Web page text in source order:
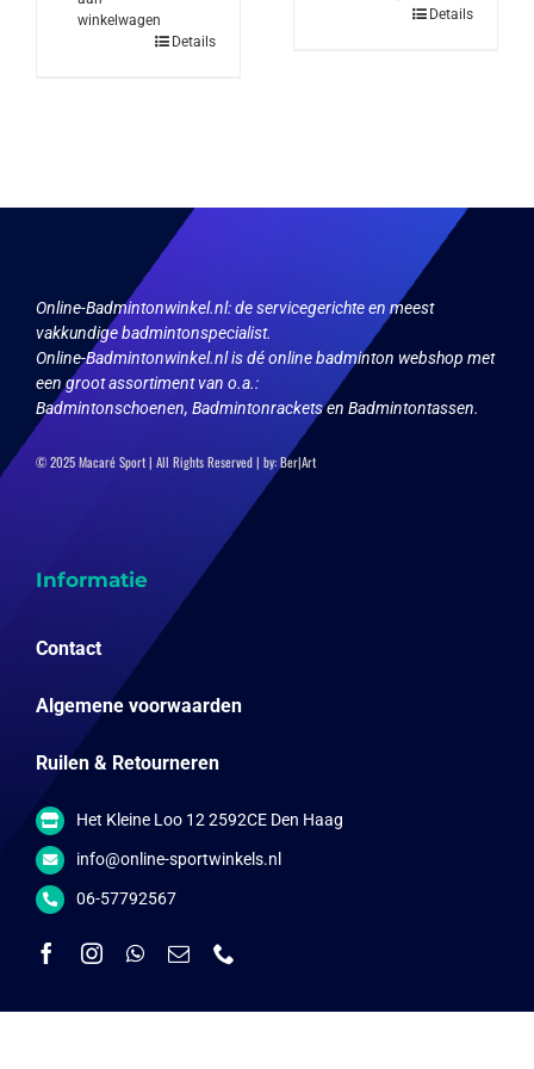
winkelwagen
Details
Details
Online-Badmintonwinkel.nl:de servicegerichte en meest
vakkundige badmintonspecialist.
Online-Badmintonwinkel.nl is dé online badminton webshop met
een groot assortiment van o.a.:
Badmintonschoenen, Badmintonrackets en Badmintontassen.
© 2025 Macaré Sport | All Rights Reserved | by:Ber|Art
Informatie
Contact
Algemene voorwaarden
Ruilen & Retourneren
Het Kleine Loo 12 2592CE Den Haag
info@online-sportwinkels.nl
06-57792567